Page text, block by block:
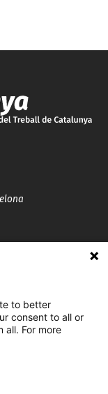
to better
consent to all or
all. For more